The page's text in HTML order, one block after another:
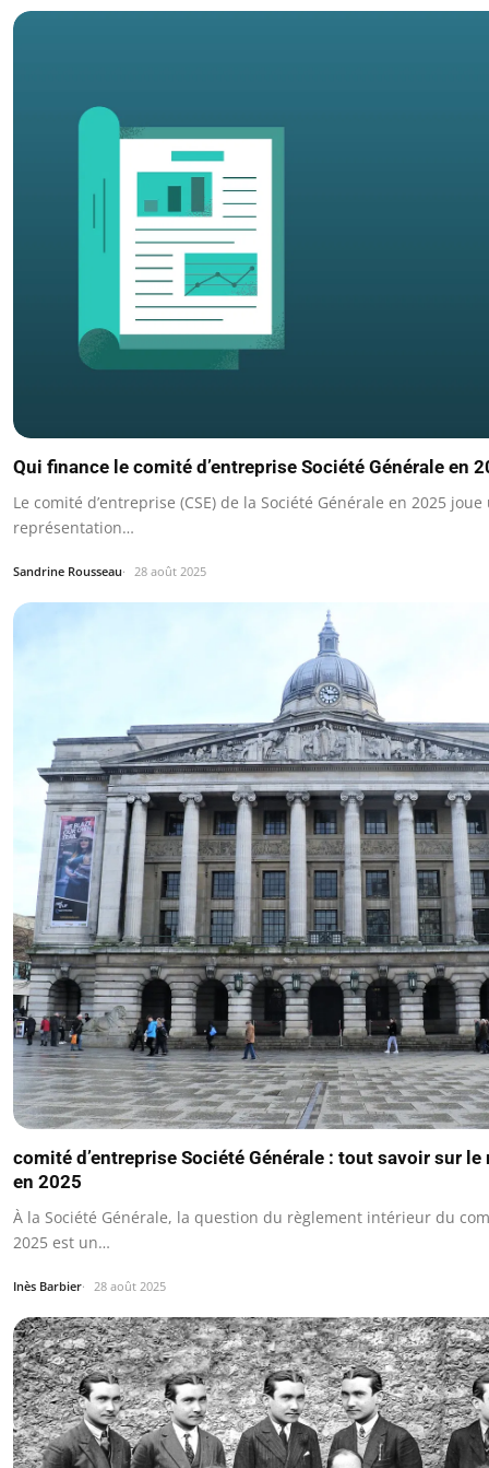
Qui finance le comité d’entreprise Société Générale en
Le comité d’entreprise (CSE) de la Société Générale en 2025
représentation…
Sandrine Rousseau 28 août 2025
comité d’entreprise Société Générale : tout savoir sur
en 2025
À la Société Générale, la question du règlement intérieur du
2025 est un…
Inès Barbier 28 août 2025